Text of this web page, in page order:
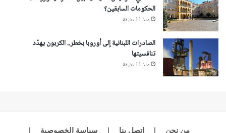
الحكومات السابقين؟
منذ 11 دقيقة
الصادرات اللبنانية إلى أوروبا بخطر.. الكربون يهدّد
تنافسيتها
منذ 11 دقيقة
من نحن اتصل بنا سياسة الخصوصية